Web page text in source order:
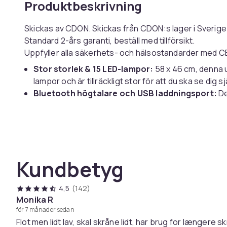
Produktbeskrivning
Skickas av CDON. Skickas från CDON:s lager i
Standard 2-års garanti, beställ med tillförsikt.
Uppfyller alla säkerhets- och hälsostandarder med
Stor storlek & 15 LED-lampor: 58 x 46 cm,
lampor och är tillräckligt stor för att du ska se dig
Bluetooth högtalare och USB laddningsport:
10x förstoringsspegel:
dig.
Löstagbar spegelbas och väggmonterad tillval:
för spik, kan du antingen placera Bluetooth
Sminkspegel med belysning hjälper dig att skapa
Kundbetyg
4,5 (142)
Monika R
för 7 månader sedan
Flot men lidt lav, skal skråne lidt, har brug for længere